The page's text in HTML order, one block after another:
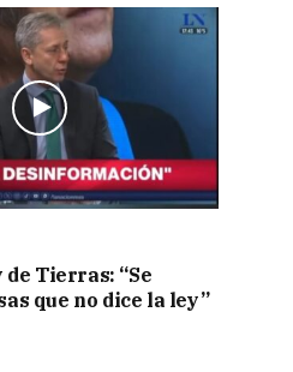
Tierras: “Se
que no dice la ley”